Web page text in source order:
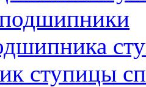
ступицы